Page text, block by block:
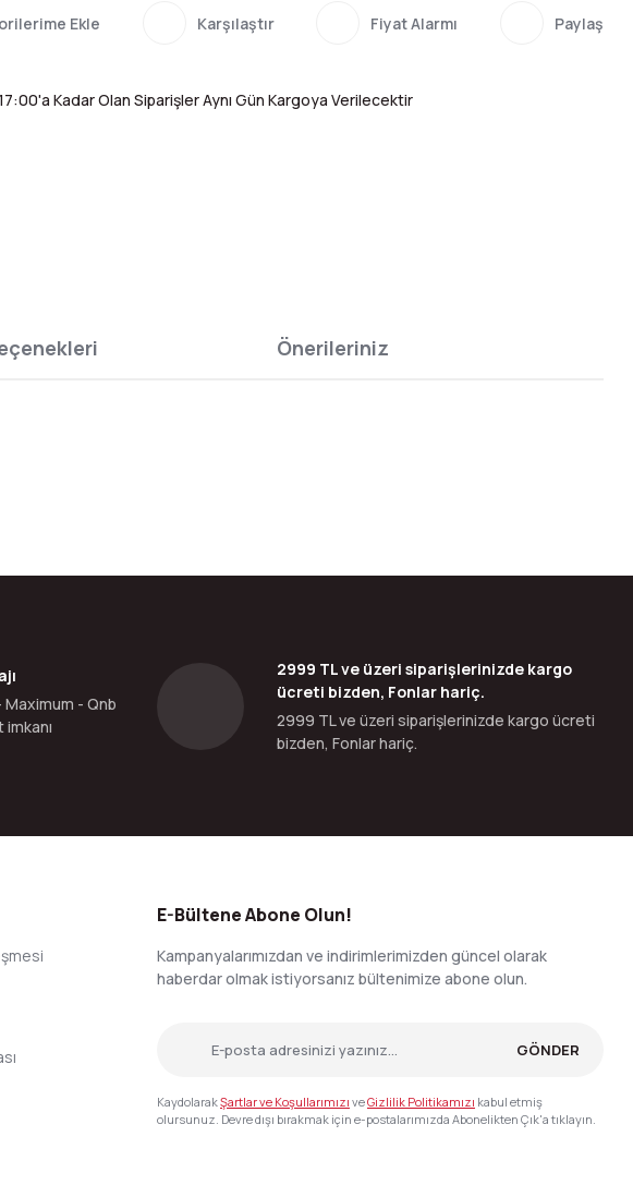
Karşılaştır Fiyat Alarmı Paylaş
Kadar Olan Siparişler Aynı Gün Kargoya Verilecektir
Önerileriniz
- Qnb
2999 TL ve üzeri siparişlerinizde kargo
ücreti bizden, Fonlar hariç.
2999 TL ve üzeri siparişlerinizde kargo ücreti
bizden, Fonlar hariç.
E-Bültene Abone Olun!
Kampanyalarımızdan ve indirimlerimizden güncel olarak
haberdar olmak istiyorsanız bültenimize abone olun.
GÖNDER
KaydolarakŞartlar ve Koşullarımızı veGizlilik Politikamızı kabul etmiş
olursunuz. Devre dışı bırakmak için e-postalarımızda Abonelikten Çık'a tıklayın.